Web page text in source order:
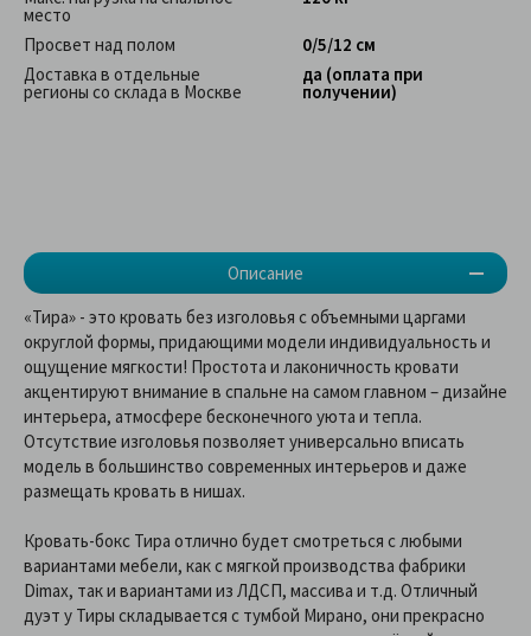
Описание
место
Просвет над полом
0/5/12 см
Доставка в отдельные
регионы со склада в Москве
да (оплата при
получении)
«Тира» - это кровать без изголовья с объемными царгами
округлой формы, придающими модели индивидуальность и
ощущение мягкости! Простота и лаконичность кровати
акцентируют внимание в спальне на самом главном – дизайне
интерьера, атмосфере бесконечного уюта и тепла.
Отсутствие изголовья позволяет универсально вписать
модель в большинство современных интерьеров и даже
размещать кровать в нишах.
Кровать-бокс Тира отлично будет смотреться с любыми
вариантами мебели, как с мягкой производства фабрики
Dimax, так и вариантами из ЛДСП, массива и т.д. Отличный
дуэт у Тиры складывается с тумбой Мирано, они прекрасно